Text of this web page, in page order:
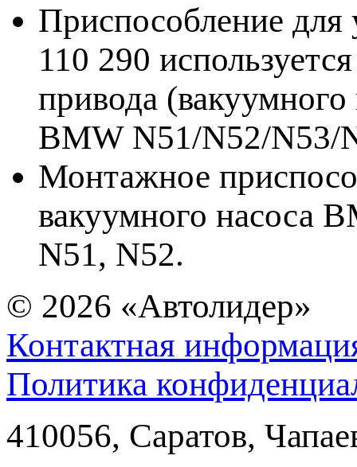
Приспособление для
110 290
привода
BMW N51/N52/N53/
Монтажное
вакуумного насоса
N51, N52.
© 2026 «Автолидер»
Контактная
Политика
410056, Саратов,